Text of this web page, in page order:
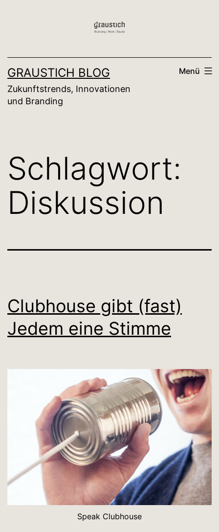
GRAUSTICH BLOG
Zukunftstrends, Innovationen
und Branding
Menü
Schlagwort:
Diskussion
Clubhouse gibt (fast)
Jedem eine Stimme
Speak Clubhouse